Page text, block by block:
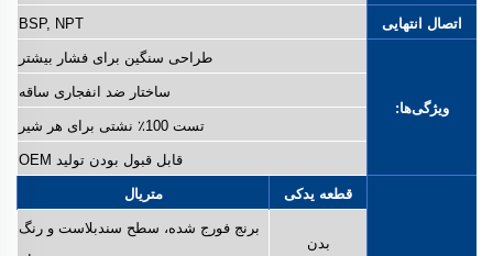
اتصال انتهایی BSP, NPT
ویژگی‌ها:
طراحی سنگین برای فشار بیشتر
ساختار ضد انفجاری ساقه
تست 100٪ نشتی برای هر شیر
قابل قبول بودن تولید OEM
قطعه یدکی متریال
بدن
برنج فورج شده، سطح سندبلاست و رنگ